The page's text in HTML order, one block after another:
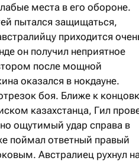
места в его обороне.
пытался защищаться,
приходится
он получил неприятное
после мощной
оказался в нокдауне.
боя. Ближе к
казахстанца, Гил
ощутимый удар справа в
поймал ответный правый
Австралиец рухнул